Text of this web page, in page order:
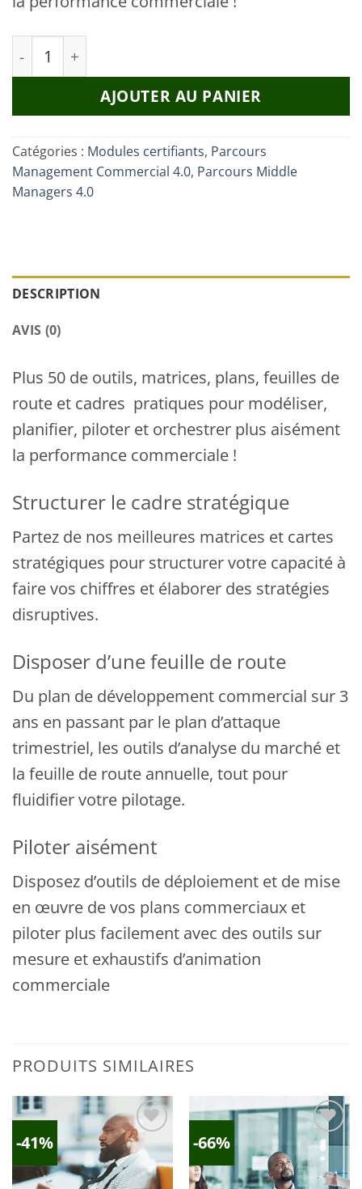
quantité de Dispositif & Outils de pilotage
AJOUTER AU PANIER
Catégories : Modules certifiants, Parcours
Management Commercial 4.0, Parcours Middle
Managers 4.0
DESCRIPTION
AVIS (0)
Plus 50 de outils, matrices, plans, feuilles de
route et cadres pratiques pour modéliser,
planifier, piloter et orchestrer plus aisément
la performance commerciale !
Structurer le cadre stratégique
Partez de nos meilleures matrices et cartes
stratégiques pour structurer votre capacité à
faire vos chiffres et élaborer des stratégies
disruptives.
Disposer d’une feuille de route
Du plan de développement commercial sur 3
ans en passant par le plan d’attaque
trimestriel, les outils d’analyse du marché et
la feuille de route annuelle, tout pour
fluidifier votre pilotage.
Piloter aisément
Disposez d’outils de déploiement et de mise
en œuvre de vos plans commerciaux et
piloter plus facilement avec des outils sur
mesure et exhaustifs d’animation
commerciale
PRODUITS SIMILAIRES
-41%
Ajouter
à la
liste
-66%
Ajouter
à la
liste